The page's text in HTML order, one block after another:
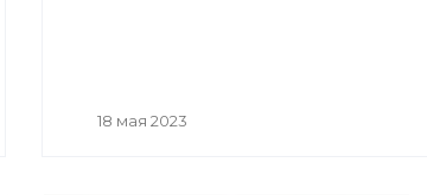
18 мая 2023